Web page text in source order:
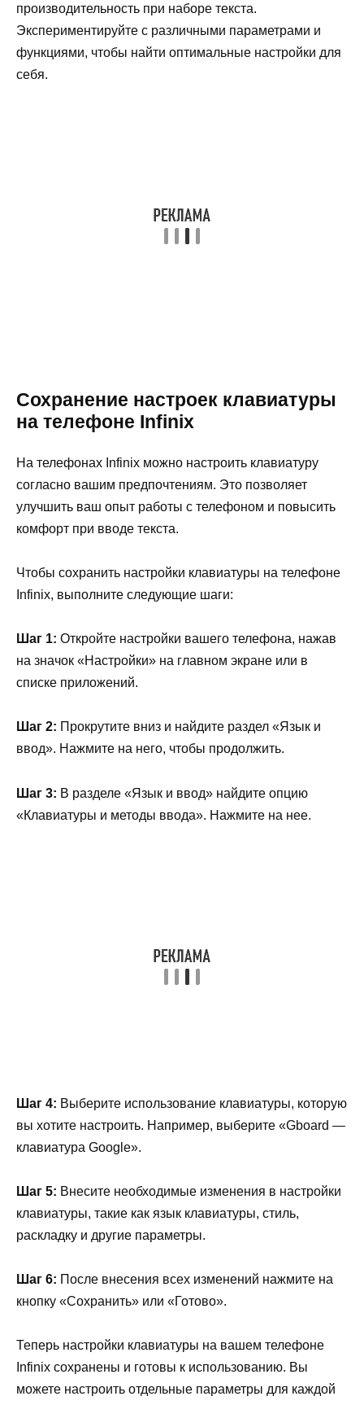
производительность при наборе текста.
Экспериментируйте с различными параметрами и
функциями, чтобы найти оптимальные настройки для
себя.
Сохранение настроек клавиатуры
на телефоне Infinix
На телефонах Infinix можно настроить клавиатуру
согласно вашим предпочтениям. Это позволяет
улучшить ваш опыт работы с телефоном и повысить
комфорт при вводе текста.
Чтобы сохранить настройки клавиатуры на телефоне
Infinix, выполните следующие шаги:
Шаг 1: Откройте настройки вашего телефона, нажав
на значок «Настройки» на главном экране или в
списке приложений.
Шаг 2: Прокрутите вниз и найдите раздел «Язык и
ввод». Нажмите на него, чтобы продолжить.
Шаг 3: В разделе «Язык и ввод» найдите опцию
«Клавиатуры и методы ввода». Нажмите на нее.
Шаг 4: Выберите использование клавиатуры, которую
вы хотите настроить. Например, выберите «Gboard —
клавиатура Google».
Шаг 5: Внесите необходимые изменения в настройки
клавиатуры, такие как язык клавиатуры, стиль,
раскладку и другие параметры.
Шаг 6: После внесения всех изменений нажмите на
кнопку «Сохранить» или «Готово».
Теперь настройки клавиатуры на вашем телефоне
Infinix сохранены и готовы к использованию. Вы
можете настроить отдельные параметры для каждой